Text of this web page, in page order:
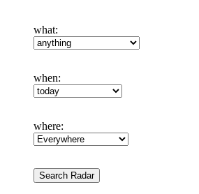
what:
when:
where: